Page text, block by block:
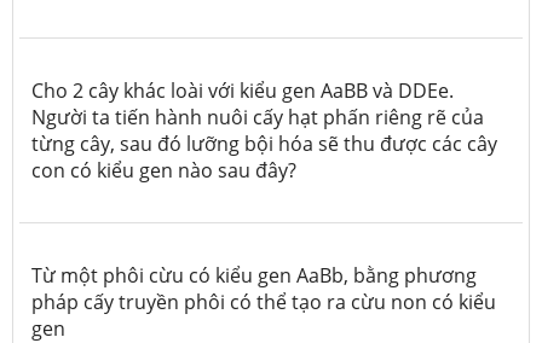
Cho 2 cây khác loài với kiểu gen AaBB và DDEe.
Người ta tiến hành nuôi cấy hạt phấn riêng rẽ của
từng cây, sau đó lưỡng bội hóa sẽ thu được các cây
con có kiểu gen nào sau đây?
Từ một phôi cừu có kiểu gen AaBb, bằng phương
pháp cấy truyền phôi có thể tạo ra cừu non có kiểu
gen